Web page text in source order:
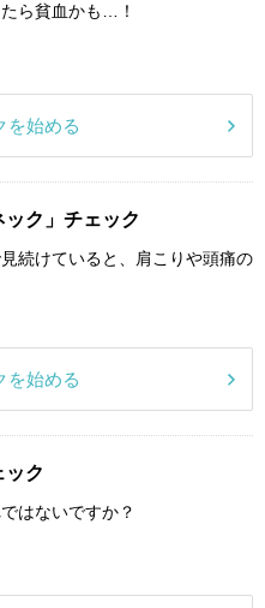
ら貧血かも…！
を始める
ク」チェック
続けていると、肩こりや頭痛の
を始める
ック
はないですか？